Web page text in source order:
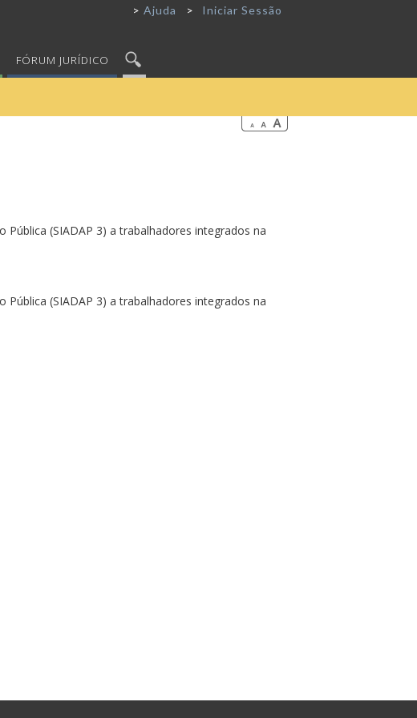
Ajuda Iniciar Sessão
FÓRUM JURÍDICO
(SIADAP 3) a trabalhadores integrados na
(SIADAP 3) a trabalhadores integrados na